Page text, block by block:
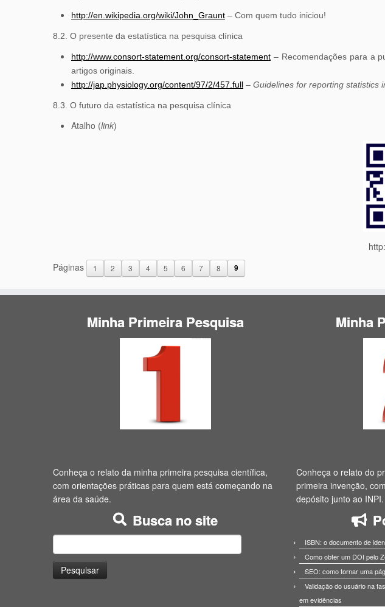
http://en.wikipedia.org/wiki/John_Graunt – Com quem tudo iniciou!
8.2. O presente da estatística na pesquisa clínica
http://www.consort-statement.org/consort-statement – Recomendações para a
artigos originais.
http://jap.physiology.org/content/97/2/457.full – Guidelines for reporting statistics
8.3. O futuro da estatística na pesquisa clínica
Atalho (link)
Páginas
1 2 3 4 5 6 7 8 9
Minha Primeira Pesquisa
Conheça o relato da minha primeira pesquisa científica,
com orientações práticas para quem está começando na
área da saúde.
Busca no site
Pesquisar
por:
Minha
Conheça o relato do
primeira invenção,
depósito junto ao INPI.
ISBN: o documento de
Como obter um DOI pelo
SEO: como tornar uma
Validação do usuário na
em evidências